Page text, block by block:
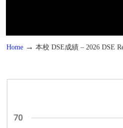
Home → 本校 DSE成績 – 2026 DSE